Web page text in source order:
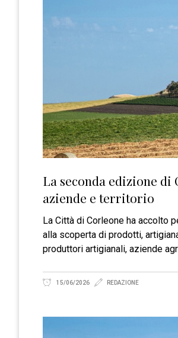
La seconda edizione
aziende e territorio
La Città di Corleone ha accolto
alla scoperta di prodotti,
produttori artigianali, aziende
15/06/2026 REDAZIONE